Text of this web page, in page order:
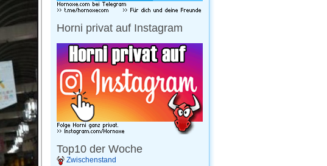
Horni privat auf Instagram
Top10 der Woche
Zwischenstand